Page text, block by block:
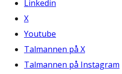
Linkedin
X
Youtube
Talmannen på X
Talmannen på Instagram